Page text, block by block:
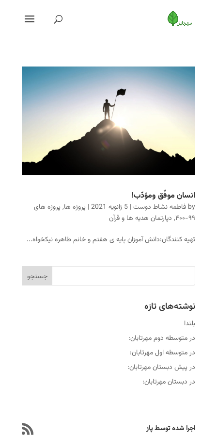
انسان موفّق ومؤدّب!
by فاطمه نشاط دوست| 5 ژانویه 2021 | پروژه ها, پروژه های
۹۹-۴۰۰
, دپارتمان هدیه ها و قرآن
تهیه کنندگان:دانش آموزان پایه ی هفتم و خانم طاهره نیکخواه...
نوشته‌های تازه
بلندا
در متوسطه دوم مهرتابان:
در متوسطه اول مهرتابان:
در پیش دبستان مهرتابان:
در دبستان مهرتابان:
اجرا شده توسط پاز